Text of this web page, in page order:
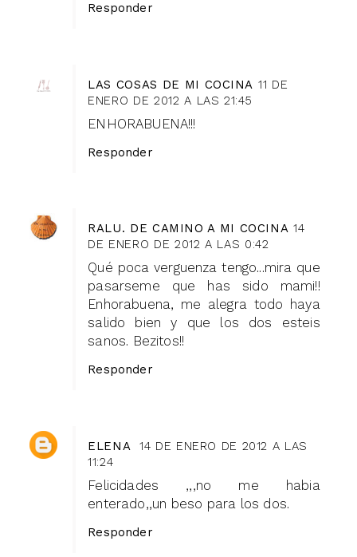
Responder
LAS COSAS DE MI COCINA 11 DE
ENERO DE 2012 A LAS 21:45
ENHORABUENA!!!
Responder
RALU. DE CAMINO A MI COCINA 14
DE ENERO DE 2012 A LAS 0:42
Qué poca verguenza tengo...mira que
pasarseme que has sido mami!!
Enhorabuena, me alegra todo haya
salido bien y que los dos esteis
sanos. Bezitos!!
Responder
ELENA
14 DE ENERO DE 2012 A LAS
11:24
Felicidades ,,,no me habia
enterado,,un beso para los dos.
Responder